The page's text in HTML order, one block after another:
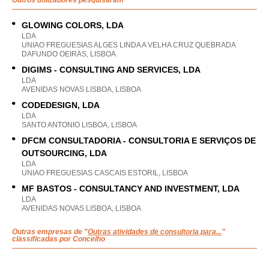
GLOWING COLORS, LDA
LDA
UNIAO FREGUESIAS ALGES LINDA A VELHA CRUZ QUEBRADA
DAFUNDO OEIRAS, LISBOA
DIGIMS - CONSULTING AND SERVICES, LDA
LDA
AVENIDAS NOVAS LISBOA, LISBOA
CODEDESIGN, LDA
LDA
SANTO ANTONIO LISBOA, LISBOA
DFCM CONSULTADORIA - CONSULTORIA E SERVIÇOS DE
OUTSOURCING, LDA
LDA
UNIAO FREGUESIAS CASCAIS ESTORIL, LISBOA
MF BASTOS - CONSULTANCY AND INVESTMENT, LDA
LDA
AVENIDAS NOVAS LISBOA, LISBOA
Outras empresas de "Outras atividades de consultoria para..."
classificadas por Concelho